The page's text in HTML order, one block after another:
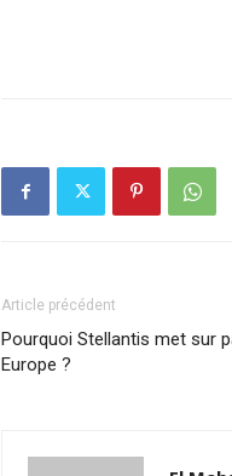
Article précédent
Pourquoi Stellantis met sur
Europe ?